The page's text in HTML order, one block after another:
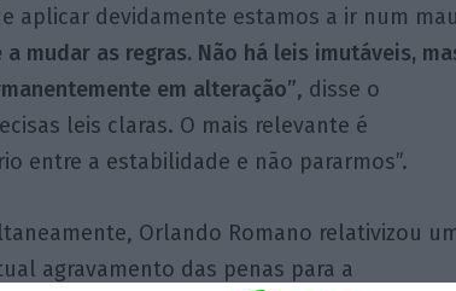
aplicar devidamente estamos a ir num mau
mudar as regras. Não há leis imutáveis,
em alteração”, disse o
leis claras. O mais relevante é
entre a estabilidade e não pararmos”.
Orlando Romano relativizou
agravamento das penas para a